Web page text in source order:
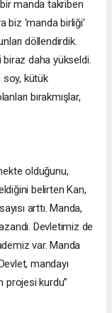
manda takriben
biz ‘manda birliği’
döllendirdik.
biraz daha yükseldi.
soy, kütük
bırakmışlar,
olduğunu,
belirten Kan,
arttı. Manda,
Devletimiz de
var. Manda
mandayı
projesi kurdu”